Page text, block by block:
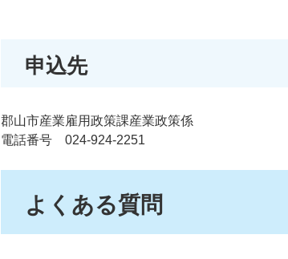
申込先
郡山市産業雇用政策課産業政策係
電話番号 024-924-2251
よくある質問